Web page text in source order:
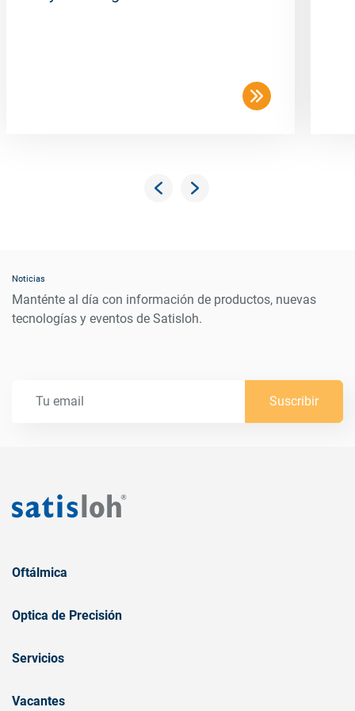
Noticias
Manténte al día con información de productos, nuevas
tecnologías y eventos de Satisloh.
Suscribir
Oftálmica
Optica de Precisión
Servicios
Vacantes